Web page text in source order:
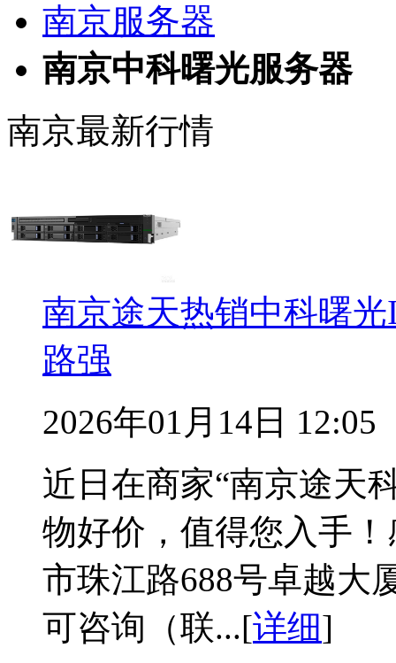
南京服务器
南京中科曙光服务器
南京最新行情
南京途天热销中科曙光
路强
2026年01月14日 12:05
近日在商家“南京途天
物好价，值得您入手
市珠江路688号卓越大
可咨询（联...[详细]